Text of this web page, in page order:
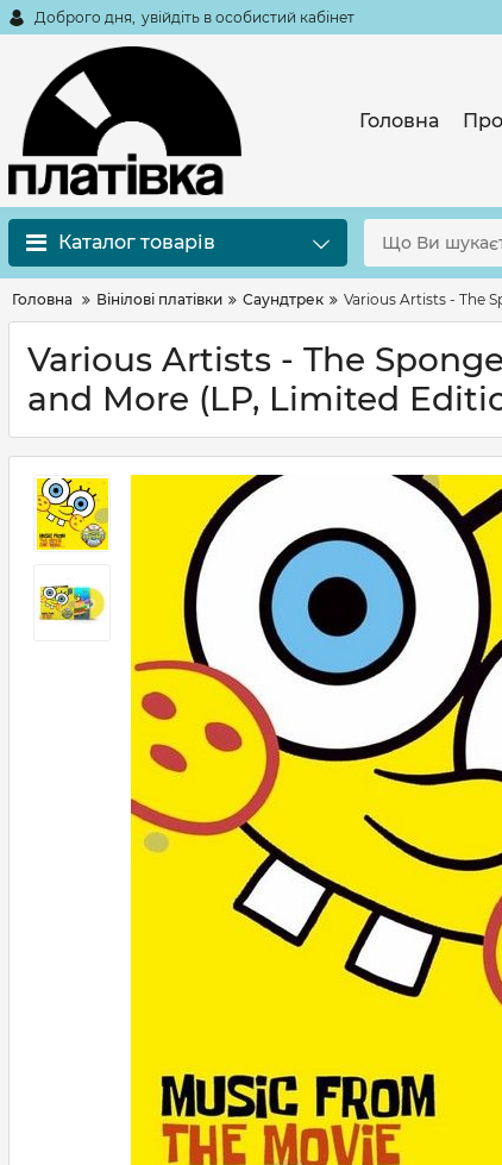
Доброго дня, увійдіть в особистий кабінет
Головна
Каталог товарів
Головна Вінілові платівки Саундтрек Various Artists - The
Various Artists - The
and More (LP, Limited